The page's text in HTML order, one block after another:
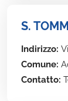
S.
Indirizzo:
Comune:
Contatto: